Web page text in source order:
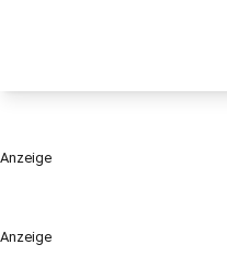
Anzeige
Anzeige